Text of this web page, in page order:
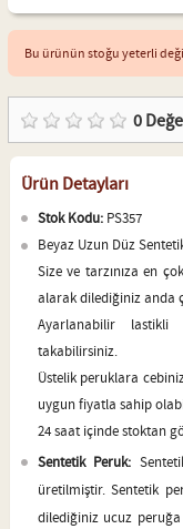
Bu ürünün stoğu yeterli
0
Ürün Detayları
Stok Kodu:PS357
Beyaz Uzun Düz
Size ve tarzınıza en
alarak dilediğiniz anda
Ayarlanabilir lastikli
takabilirsiniz.
Üstelik peruklara
uygun fiyatla sahip
24 saat içinde stoktan
Sentetik Peruk:
üretilmiştir. Sentetik
dilediğiniz ucuz